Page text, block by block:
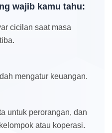
wajib kamu tahu:
cicilan saat masa
mengatur keuangan.
untuk perorangan, dan
atau koperasi.